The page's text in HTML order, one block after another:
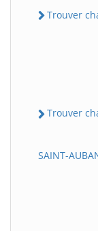
Trouver
Trouver
SAINT-